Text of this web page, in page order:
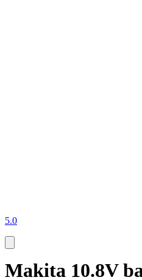
5.0
Makita 10.8V